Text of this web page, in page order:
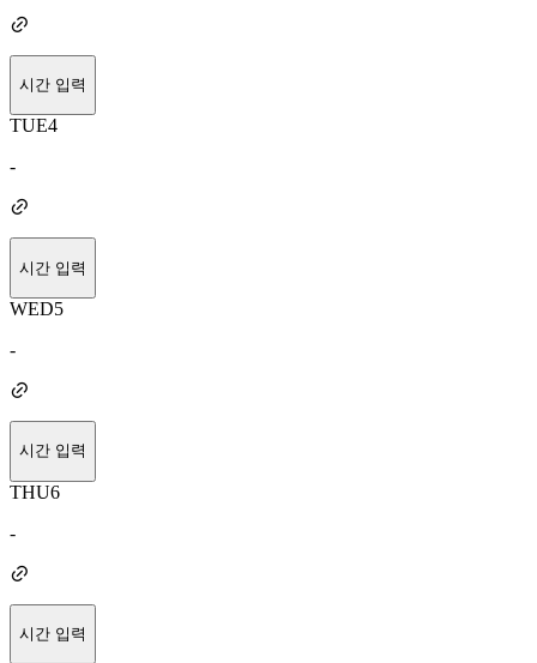
시간 입력
TUE4
-
시간 입력
WED5
-
시간 입력
THU6
-
시간 입력